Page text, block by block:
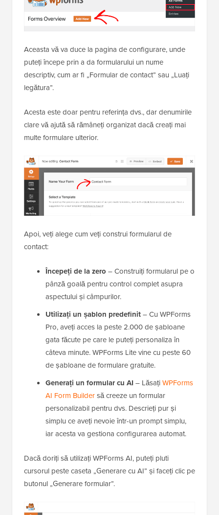
Aceasta vă va duce la pagina de configurare, unde
puteți începe prin a da formularului un nume
descriptiv, cum ar fi „Formular de contact” sau „Luați
legătura”.
Acesta este doar pentru referința dvs., dar denumirile
clare vă ajută să rămâneți organizat dacă creați mai
multe formulare ulterior.
Apoi, veți alege cum veți construi formularul de
contact:
Începeți de la zero – Construiți formularul pe o
pânză goală pentru control complet asupra
aspectului și câmpurilor.
Utilizați un șablon predefinit– Cu WPForms
Pro, aveți acces la peste 2.000 de șabloane
gata făcute pe care le puteți personaliza în
câteva minute. WPForms Lite vine cu peste 60
de șabloane de formulare gratuite.
Generați un formular cu AI – LăsațiWPForms
AI Form Buildersă creeze un formular
personalizabil pentru dvs. Descrieți pur și
simplu ce aveți nevoie într-un prompt simplu,
iar acesta va gestiona configurarea automat.
Dacă doriți să utilizați WPForms AI, puteți pluti
cursorul peste caseta „Generare cu AI” și faceți clic pe
butonul „Generare formular”.